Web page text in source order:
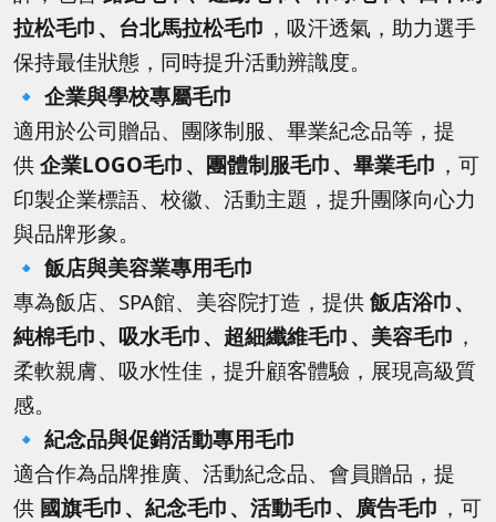
拉松毛巾、台北馬拉松毛巾 ，吸汗透氣，助力選手
保持最佳狀態，同時提升活動辨識度。
🔹 企業與學校專屬毛巾
適用於公司贈品、團隊制服、畢業紀念品等，提
供 企業LOGO毛巾、團體制服毛巾、畢業毛巾 ，可
印製企業標語、校徽、活動主題，提升團隊向心力
與品牌形象。
🔹 飯店與美容業專用毛巾
專為飯店、SPA館、美容院打造，提供 飯店浴巾、
純棉毛巾、吸水毛巾、超細纖維毛巾、美容毛巾 ，
柔軟親膚、吸水性佳，提升顧客體驗，展現高級質
感。
🔹 紀念品與促銷活動專用毛巾
適合作為品牌推廣、活動紀念品、會員贈品，提
供 國旗毛巾、紀念毛巾、活動毛巾、廣告毛巾 ，可